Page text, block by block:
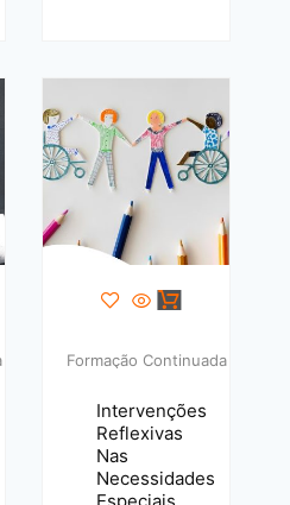
Formação Continuada
Intervenções
Reflexivas
Nas
Necessidades
Especiais